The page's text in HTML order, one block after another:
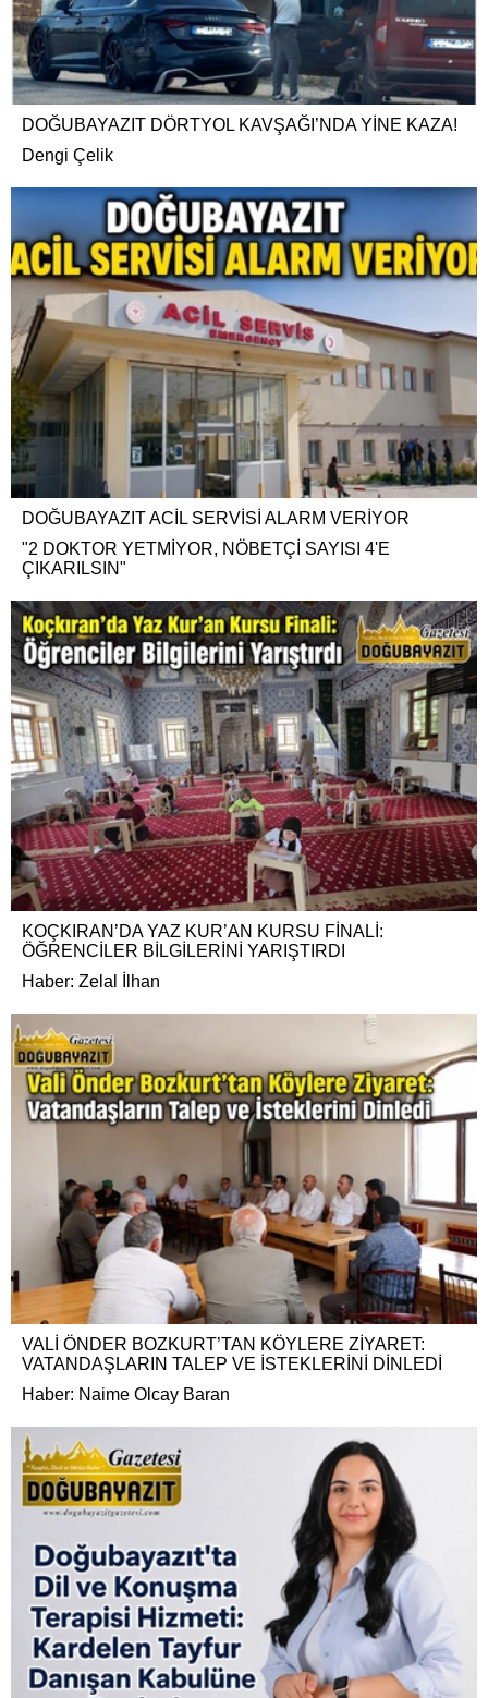
DOĞUBAYAZIT DÖRTYOL KAVŞAĞI’NDA YİNE KAZA!
Dengi Çelik
DOĞUBAYAZIT ACİL SERVİSİ ALARM VERİYOR
"2 DOKTOR YETMİYOR, NÖBETÇİ SAYISI 4'E
ÇIKARILSIN"
KOÇKIRAN’DA YAZ KUR’AN KURSU FİNALİ:
ÖĞRENCİLER BİLGİLERİNİ YARIŞTIRDI
Haber: Zelal İlhan
VALİ ÖNDER BOZKURT’TAN KÖYLERE ZİYARET:
VATANDAŞLARIN TALEP VE İSTEKLERİNİ DİNLEDİ
Haber: Naime Olcay Baran